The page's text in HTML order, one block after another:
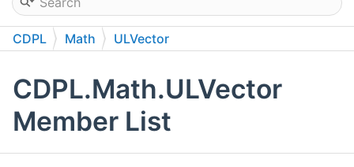
CDPL Math ULVector
CDPL.Math.ULVector
Member List